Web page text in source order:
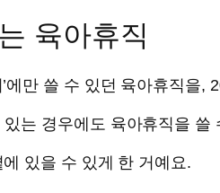
육아휴직
에만 쓸 수 있던 육아휴직을,
는 경우에도 육아휴직을 쓸
있을 수 있게 한 거예요.